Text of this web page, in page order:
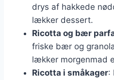
drys af hakkede
lækker dessert.
Ricotta og bær
friske bær og
lækker morgenmad
Ricotta i småkager: